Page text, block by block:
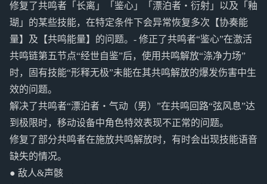
修复了共鸣者「长离」「鉴心」「漂泊者・衍射」以及「釉
瑚」的某些技能，在特定条件下会异常恢复多次【协奏能
量】及【共鸣能量】的问题。- 修正了共鸣者“鉴心”在激活
共鸣链第五节点“经世自鉴”后，使用共鸣解放“涤净力场”
时，固有技能“形释无极”未能在其共鸣解放的爆发伤害中生
效的问题。
解决了共鸣者“漂泊者・气动（男）”在共鸣回路“弦风息”达
到极限时，移动设备中角色特效表现不正常的问题。
修复了部分共鸣者在施放共鸣解放时，有时会出现技能语音
缺失的情况。
● 敌人&声骸